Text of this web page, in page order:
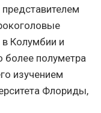
в Колумбии и
более полуметра
изучением
Флориды,